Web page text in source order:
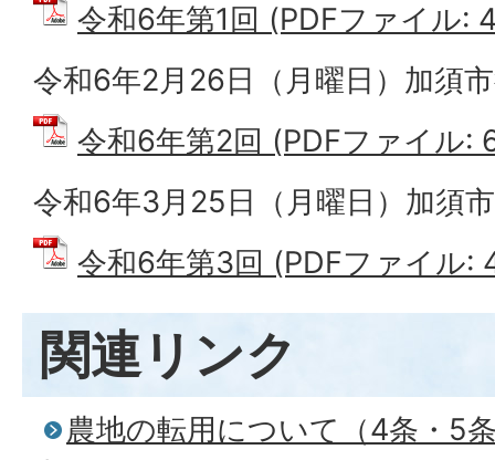
令和6年第1回 (PDFファイル:
令和6年2月26日（月曜日）加須
令和6年第2回 (PDFファイル:
令和6年3月25日（月曜日）加須
令和6年第3回 (PDFファイル:
関連リンク
農地の転用について（4条・5